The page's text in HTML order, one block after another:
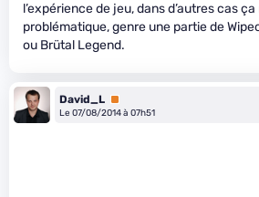
l’expérience de jeu, dans d’autres cas ça
problématique, genre une partie de
ou Brütal Legend.
David_L Premium
Le 07/08/2014 à 07h51